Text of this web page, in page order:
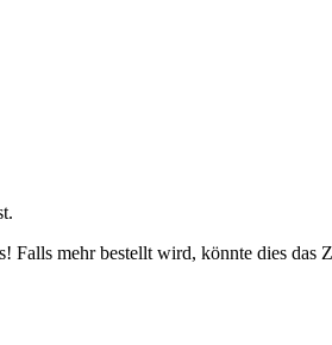
mehr bestellt wird, könnte dies das